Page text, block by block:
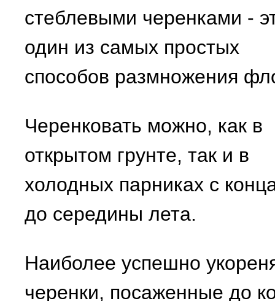
стеблевыми черенками -
один из самых простых
способов размножения
Черенковать можно, как в
открытом грунте, так и в
холодных парниках с
до середины лета.
Наиболее успешно
черенки, посаженные до